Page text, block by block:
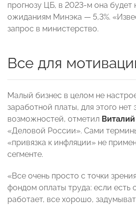
прогнозу ЦБ, в 2023-м она будет
ожиданиям Минэка — 5,3%.
запрос в министерство.
Все для
Малый бизнес в целом не
заработной платы, для этого нет
возможностей, отметил
«Деловой России». Сами
«привязка к инфляции» не
сегменте.
«Все очень просто с точки
фондом оплаты труда: если есть
работает, все хорошо,